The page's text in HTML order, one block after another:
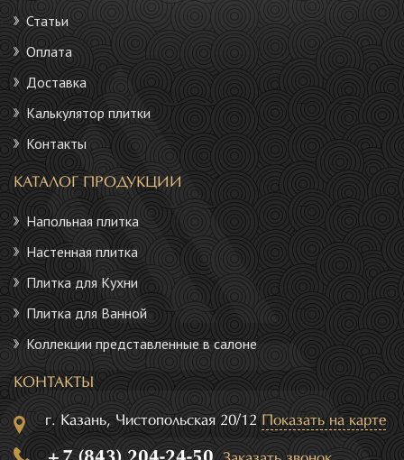
Статьи
Оплата
Доставка
Калькулятор плитки
Контакты
КАТАЛОГ ПРОДУКЦИИ
Напольная плитка
Настенная плитка
Плитка для Кухни
Плитка для Ванной
Коллекции представленные в салоне
КОНТАКТЫ
г. Казань, Чистопольская 20/12 Показать на карте